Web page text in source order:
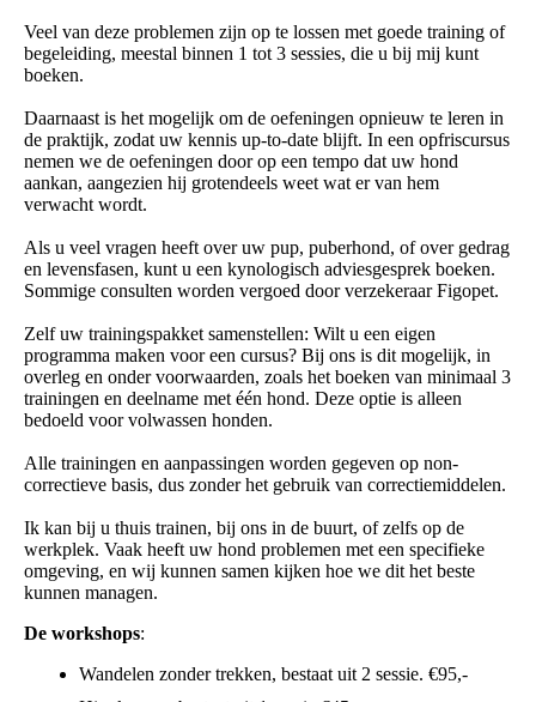
Veel van deze problemen zijn op te lossen met goede training of
begeleiding, meestal binnen 1 tot 3 sessies, die u bij mij kunt
boeken.
Daarnaast is het mogelijk om de oefeningen opnieuw te leren in
de praktijk, zodat uw kennis up-to-date blijft. In een opfriscursus
nemen we de oefeningen door op een tempo dat uw hond
aankan, aangezien hij grotendeels weet wat er van hem
verwacht wordt.
Als u veel vragen heeft over uw pup, puberhond, of over gedrag
en levensfasen, kunt u een kynologisch adviesgesprek boeken.
Sommige consulten worden vergoed door verzekeraar Figopet.
Zelf uw trainingspakket samenstellen: Wilt u een eigen
programma maken voor een cursus? Bij ons is dit mogelijk, in
overleg en onder voorwaarden, zoals het boeken van minimaal 3
trainingen en deelname met één hond. Deze optie is alleen
bedoeld voor volwassen honden.
Alle trainingen en aanpassingen worden gegeven op non-
correctieve basis, dus zonder het gebruik van correctiemiddelen.
Ik kan bij u thuis trainen, bij ons in de buurt, of zelfs op de
werkplek. Vaak heeft uw hond problemen met een specifieke
omgeving, en wij kunnen samen kijken hoe we dit het beste
kunnen managen.
De workshops:
Wandelen zonder trekken, bestaat uit 2 sessie. €95,-